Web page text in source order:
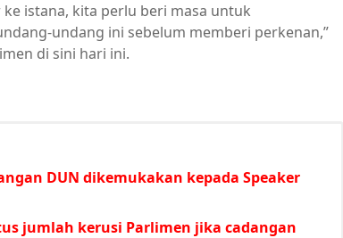
istana, kita perlu beri masa untuk
undang ini sebelum memberi perkenan,”
di sini hari ini.
DUN dikemukakan kepada Speaker
jumlah kerusi Parlimen jika cadangan